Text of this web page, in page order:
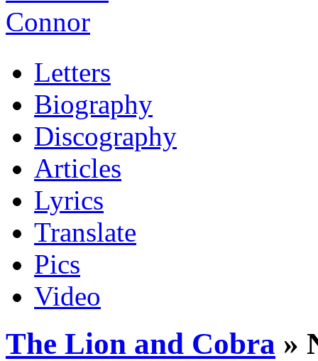
Letters
Biography
Discography
Articles
Lyrics
Translate
Pics
Video
The Lion and Cobra »